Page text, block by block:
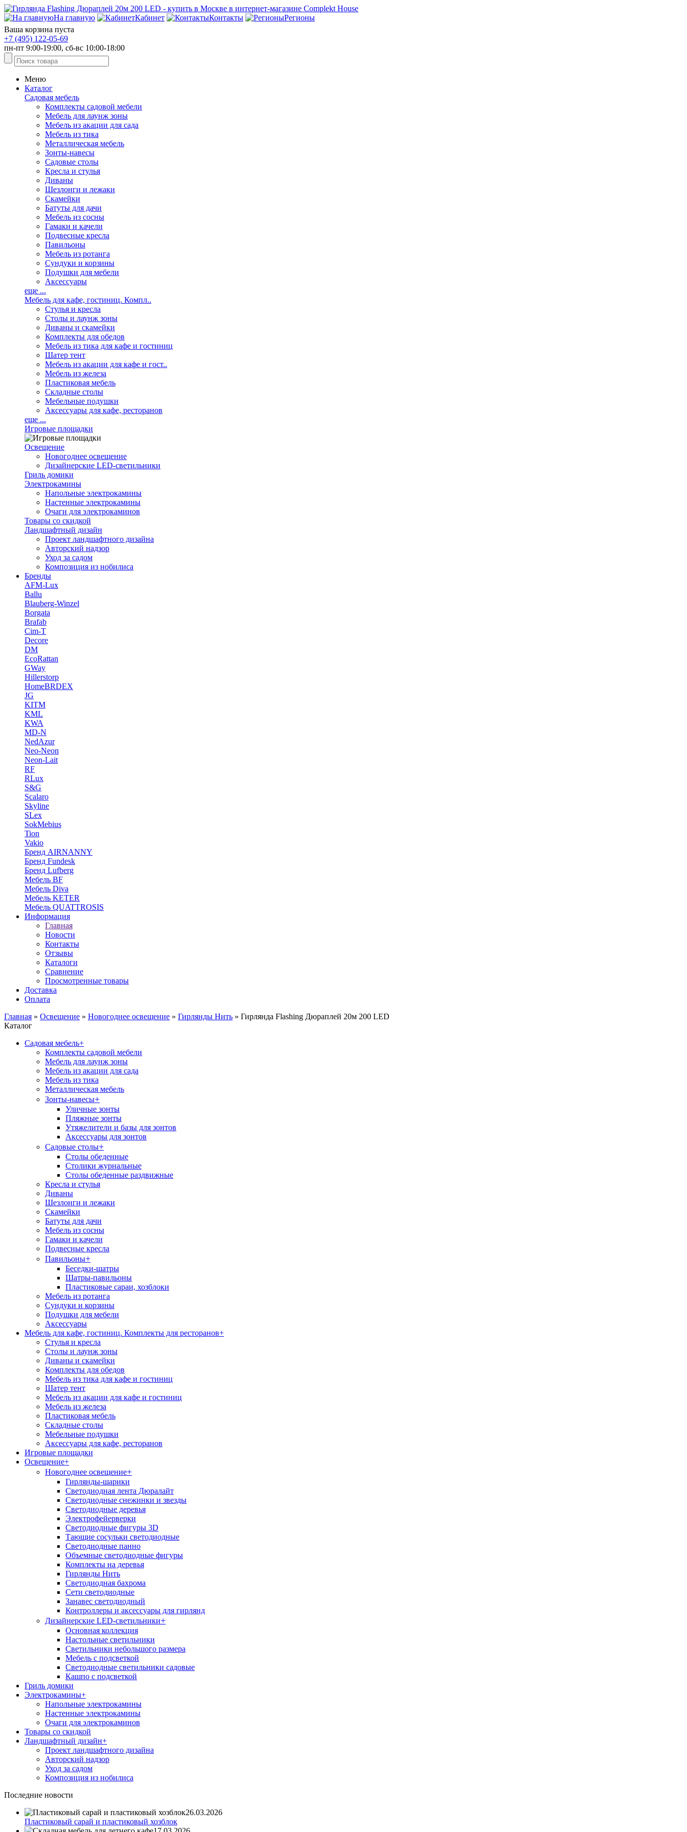
На главную Кабинет Контакты
Регионы
Ваша корзина пуста
+7 (495) 122-05-69
пн-пт 9:00-19:00, сб-вс 10:00-18:00
Меню
Каталог
Садовая мебель
Комплекты садовой мебели
Мебель для лаунж зоны
Мебель из акации для сада
Мебель из тика
Металлическая мебель
Зонты-навесы
Садовые столы
Кресла и стулья
Диваны
Шезлонги и лежаки
Скамейки
Батуты для дачи
Мебель из сосны
Гамаки и качели
Подвесные кресла
Павильоны
Мебель из ротанга
Сундуки и корзины
Подушки для мебели
Аксессуары
еще ...
Мебель для кафе, гостиниц. Компл..
Стулья и кресла
Столы и лаунж зоны
Диваны и скамейки
Комплекты для обедов
Мебель из тика для кафе и гостиниц
Шатер тент
Мебель из акации для кафе и гост..
Мебель из железа
Пластиковая мебель
Складные столы
Мебельные подушки
Аксессуары для кафе, ресторанов
еще ...
Игровые площадки
Освещение
Новогоднее освещение
Дизайнерские LED-светильники
Гриль домики
Электрокамины
Напольные электрокамины
Настенные электрокамины
Очаги для электрокаминов
Товары со скидкой
Ландшафтный дизайн
Проект ландшафтного дизайна
Авторский надзор
Уход за садом
Композиция из нобилиса
Бренды
AFM-Lux
Ballu
Blauberg-Winzel
Borgata
Brafab
Cim-T
Decore
DM
EcoRattan
GWay
Hillerstorp
HomeBRDEX
JG
KITM
KML
KWA
MD-N
NedAzur
Neo-Neon
Neon-Lait
RF
RLux
S&G
Scalaro
Skyline
SLex
SokMebius
Tion
Vakio
Бренд AIRNANNY
Бренд Fundesk
Бренд Lufberg
Мебель BF
Мебель Diva
Мебель KETER
Мебель QUATTROSIS
Информация
Главная
Новости
Контакты
Отзывы
Каталоги
Сравнение
Просмотренные товары
Доставка
Оплата
Главная » Освещение » Новогоднее освещение » Гирлянды Нить » Гирлянда Flashing Дюраплей 20м 200 LED
Каталог
Садовая мебель+
Комплекты садовой мебели
Мебель для лаунж зоны
Мебель из акации для сада
Мебель из тика
Металлическая мебель
Зонты-навесы+
Уличные зонты
Пляжные зонты
Утяжелители и базы для зонтов
Аксессуары для зонтов
Садовые столы+
Столы обеденные
Столики журнальные
Столы обеденные раздвижные
Кресла и стулья
Диваны
Шезлонги и лежаки
Скамейки
Батуты для дачи
Мебель из сосны
Гамаки и качели
Подвесные кресла
Павильоны+
Беседки-шатры
Шатры-павильоны
Пластиковые сараи, хозблоки
Мебель из ротанга
Сундуки и корзины
Подушки для мебели
Аксессуары
Мебель для кафе, гостиниц. Комплекты для ресторанов+
Стулья и кресла
Столы и лаунж зоны
Диваны и скамейки
Комплекты для обедов
Мебель из тика для кафе и гостиниц
Шатер тент
Мебель из акации для кафе и гостиниц
Мебель из железа
Пластиковая мебель
Складные столы
Мебельные подушки
Аксессуары для кафе, ресторанов
Игровые площадки
Освещение+
Новогоднее освещение+
Гирлянды-шарики
Светодиодная лента Дюралайт
Светодиодные снежинки и звезды
Светодиодные деревья
Электрофейерверки
Светодиодные фигуры 3D
Тающие сосульки светодиодные
Светодиодные панно
Объемные светодиодные фигуры
Комплекты на деревья
Гирлянды Нить
Светодиодная бахрома
Сети светодиодные
Занавес светодиодный
Контроллеры и аксессуары для гирлянд
Дизайнерские LED-светильники+
Основная коллекция
Настольные светильники
Светильники небольшого размера
Мебель с подсветкой
Светодиодные светильники садовые
Кашпо с подсветкой
Гриль домики
Электрокамины+
Напольные электрокамины
Настенные электрокамины
Очаги для электрокаминов
Товары со скидкой
Ландшафтный дизайн+
Проект ландшафтного дизайна
Авторский надзор
Уход за садом
Композиция из нобилиса
Последние новости
26.03.2026
Пластиковый сарай и пластиковый хозблок